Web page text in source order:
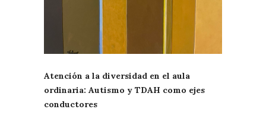
Atención a la diversidad en el aula
ordinaria: Autismo y TDAH como ejes
conductores